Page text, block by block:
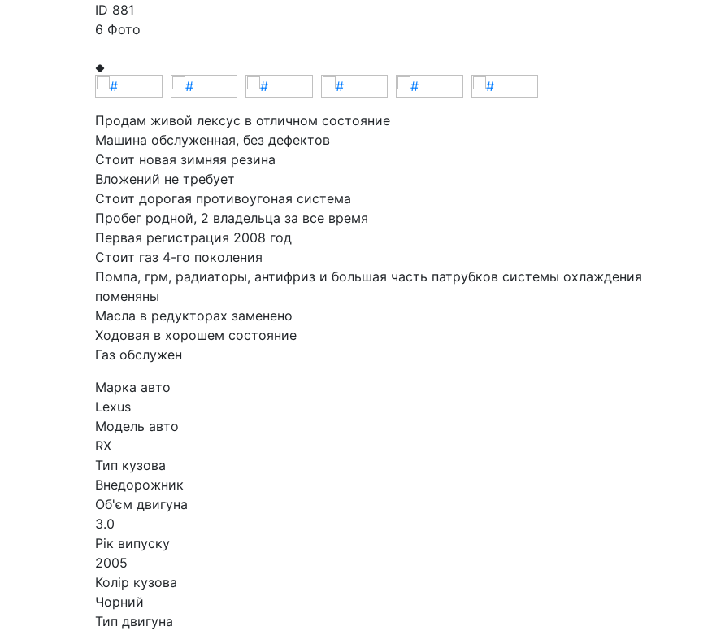
ID 881
6 Фото
Продам живой лексус в отличном состояние
Машина обслуженная, без дефектов
Стоит новая зимняя резина
Вложений не требует
Стоит дорогая противоугоная система
Пробег родной, 2 владельца за все время
Первая регистрация 2008 год
Стоит газ 4-го поколения
Помпа, грм, радиаторы, антифриз и большая часть патрубков системы охлаждения
поменяны
Масла в редукторах заменено
Ходовая в хорошем состояние
Газ обслужен
Марка авто
Lexus
Модель авто
RX
Тип кузова
Внедорожник
Об'єм двигуна
3.0
Рік випуску
2005
Колір кузова
Чорний
Тип двигуна